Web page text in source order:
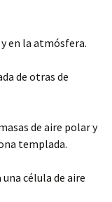
en la atmósfera.
de otras de
de aire polar y
templada.
una célula de aire